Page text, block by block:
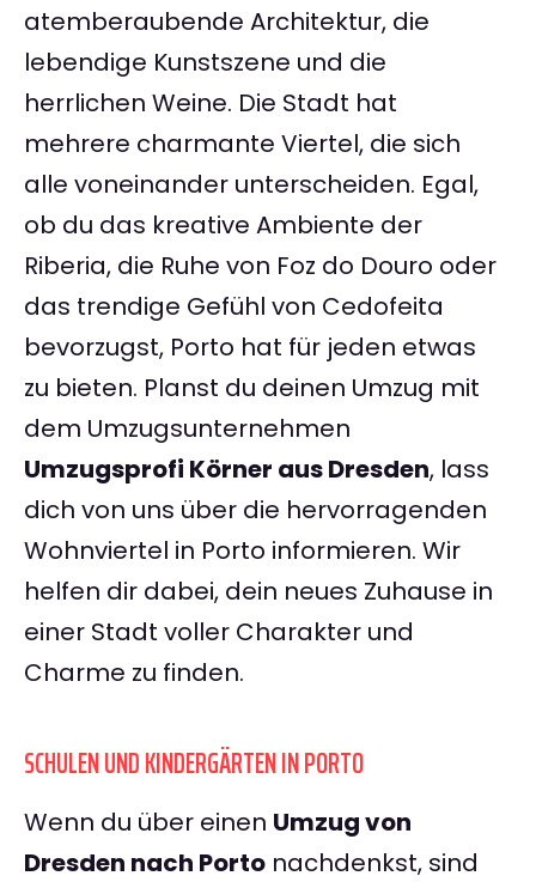
atemberaubende Architektur, die
lebendige Kunstszene und die
herrlichen Weine. Die Stadt hat
mehrere charmante Viertel, die sich
alle voneinander unterscheiden. Egal,
ob du das kreative Ambiente der
Riberia, die Ruhe von Foz do Douro oder
das trendige Gefühl von Cedofeita
bevorzugst, Porto hat für jeden etwas
zu bieten. Planst du deinen Umzug mit
dem Umzugsunternehmen
Umzugsprofi Körner aus Dresden, lass
dich von uns über die hervorragenden
Wohnviertel in Porto informieren. Wir
helfen dir dabei, dein neues Zuhause in
einer Stadt voller Charakter und
Charme zu finden.
SCHULEN UND KINDERGÄRTEN IN PORTO
Wenn du über einen Umzug von
Dresden nach Porto nachdenkst, sind